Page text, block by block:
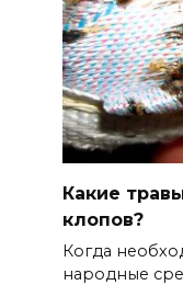
Какие
клопов?
Когда
народные